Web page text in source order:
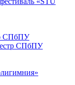
СПбПУ
СПбПУ